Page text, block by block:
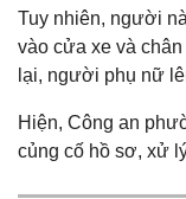
Tuy nhiên, người
vào cửa xe và
lại, người phụ nữ
Hiện, Công an
củng cố hồ sơ, xử